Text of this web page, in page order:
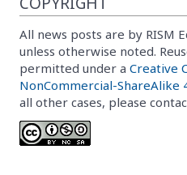
All news posts are by RISM
unless otherwise noted.
permitted under a Creative
NonCommercial-ShareAlike
all other cases, please